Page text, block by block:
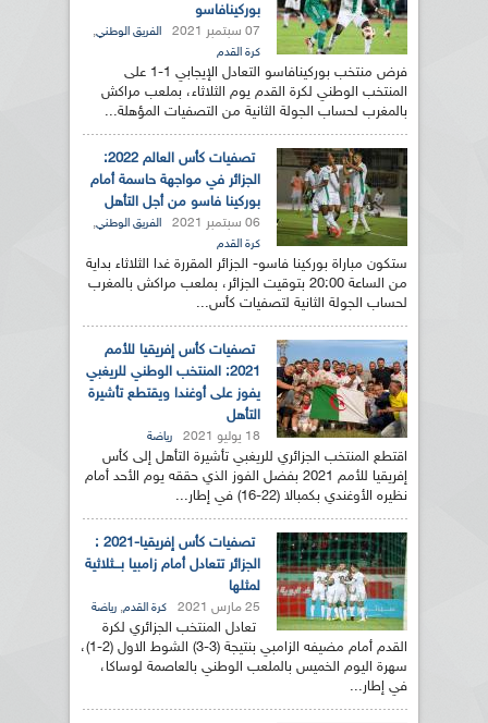
بوركينافاسو
07 سبتمبر 2021 الفريق الوطني,
كرة القدم
فرض منتخب بوركينافاسو التعادل الإيجابي 1-1 على
المنتخب الوطني لكرة القدم يوم الثلاثاء، بملعب مراكش
بالمغرب لحساب الجولة الثانية من التصفيات المؤهلة...
تصفيات كأس العالم 2022:
الجزائر في مواجهة حاسمة أمام
بوركينا فاسو من أجل التأهل
06 سبتمبر 2021 الفريق الوطني,
كرة القدم
ستكون مباراة بوركينا فاسو- الجزائر المقررة غدا الثلاثاء بداية
من الساعة 20:00 بتوقيت الجزائر، بملعب مراكش بالمغرب
لحساب الجولة الثانية لتصفيات كأس...
تصفيات كأس إفريقيا للأمم
2021: المنتخب الوطني للريغبي
يفوز على أوغندا ويقتطع تأشيرة
التأهل
18 يوليو 2021 رياضة
اقتطع المنتخب الجزائري للريغبي تأشيرة التأهل إلى كأس
إفريقيا للأمم 2021 بفضل الفوز الذي حققه يوم الأحد أمام
نظيره الأوغندي بكمبالا (22-16) في إطار...
تصفيات كأس إفريقيا-2021 :
الجزائر تتعادل أمام زامبيا بـــثلاثية
لمثلها
25 مارس 2021 كرة القدم, رياضة
تعادل المنتخب الجزائري لكرة
القدم أمام مضيفه الزامبي بنتيجة (3-3) الشوط الاول (2-1)،
سهرة اليوم الخميس بالملعب الوطني بالعاصمة لوساكا،
في إطار...